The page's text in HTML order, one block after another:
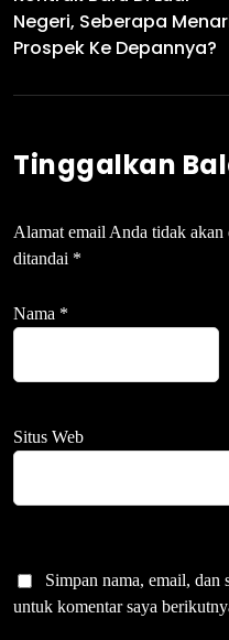
Negeri, Seberapa
Prospek Ke Depannya?
Tinggalkan
Alamat email Anda tidak
ditandai *
Nama *
Situs Web
Simpan nama, email, dan
untuk komentar saya